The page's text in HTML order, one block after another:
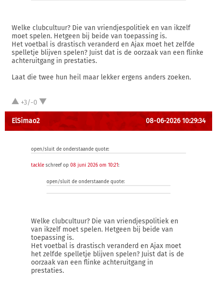
Welke clubcultuur? Die van vriendjespolitiek en van ikzelf
moet spelen. Hetgeen bij beide van toepassing is.
Het voetbal is drastisch veranderd en Ajax moet het zelfde
spelletje blijven spelen? Juist dat is de oorzaak van een flinke
achteruitgang in prestaties.
Laat die twee hun heil maar lekker ergens anders zoeken.
+3/-0
ElSimao2 08-06-2026 10:29:34
open/sluit de onderstaande quote:
tackle schreef op 08 juni 2026 om 10:21:
open/sluit de onderstaande quote:
Welke clubcultuur? Die van vriendjespolitiek en
van ikzelf moet spelen. Hetgeen bij beide van
toepassing is.
Het voetbal is drastisch veranderd en Ajax moet
het zelfde spelletje blijven spelen? Juist dat is de
oorzaak van een flinke achteruitgang in
prestaties.